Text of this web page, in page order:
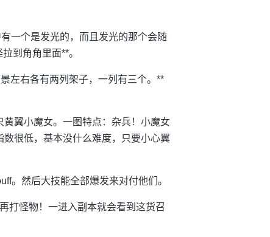
一个是发光的，而且发光的那个会随
到角角里面**。
左右各有两列架子，一列有三个。**
翼小魔女。一图特点：杂兵！小魔女
很低，基本没什么难度，只要小心翼
。然后大技能全部爆发来对付他们。
打怪物！一进入副本就会看到这货召